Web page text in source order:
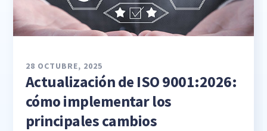
28 OCTUBRE, 2025
Actualización de ISO 9001:2026:
cómo implementar los
principales cambios